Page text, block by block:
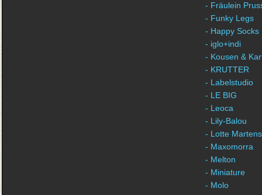
- Fräulein
- Funky Legs
- Happy Socks
- iglo+indi
- Kousen &
- KRUTTER
- Labelstudio
- LE BIG
- Leoca
- Lily-Balou
- Lotte Martens
- Maxomorra
- Melton
- Miniature
- Molo